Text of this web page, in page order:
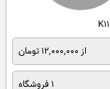
از 12,000,000 تومان
1 فروشگاه